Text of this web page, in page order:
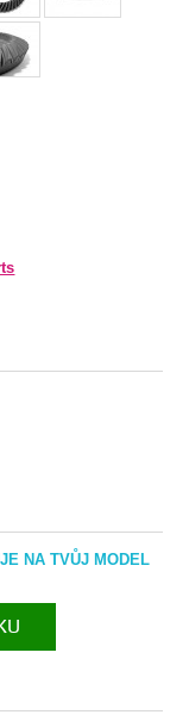
NA TVŮJ MODEL